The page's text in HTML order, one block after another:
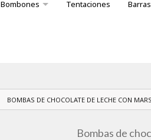
Bombones Tentaciones
BOMBAS DE CHOCOLATE DE LECHE CON
Bombas de